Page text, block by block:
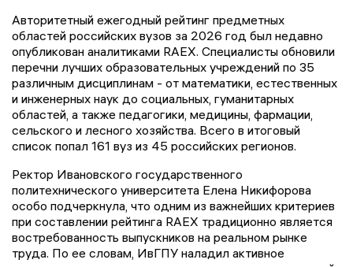
Авторитетный ежегодный рейтинг предметных
областей российских вузов за 2026 год был недавно
опубликован аналитиками RAEX. Специалисты обновили
перечни лучших образовательных учреждений по 35
различным дисциплинам - от математики, естественных
и инженерных наук до социальных, гуманитарных
областей, а также педагогики, медицины, фармации,
сельского и лесного хозяйства. Всего в итоговый
список попал 161 вуз из 45 российских регионов.
Ректор Ивановского государственного
политехнического университета Елена Никифорова
особо подчеркнула, что одним из важнейших критериев
при составлении рейтинга RAEX традиционно является
востребованность выпускников на реальном рынке
труда. По ее словам, ИвГПУ наладил активное